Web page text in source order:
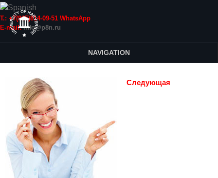
Т.: +7(915)814-09-51 WhatsApp
E-mail:info@p8n.ru
NAVIGATION
Следующая